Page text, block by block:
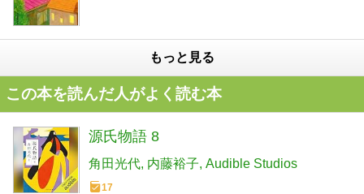
もっと見る
この本を読んだ人がよく読む本
源氏物語 8
角田光代 内藤裕子 Audible Studios
17